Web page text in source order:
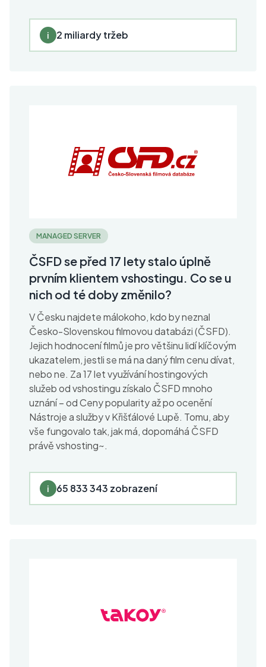
i 2 miliardy tržeb
MANAGED SERVER
ČSFD se před 17 lety stalo úplně
prvním klientem vshostingu. Co se u
nich od té doby změnilo?
V Česku najdete málokoho, kdo by neznal
Česko-Slovenskou filmovou databázi (ČSFD).
Jejich hodnocení filmů je pro většinu lidí klíčovým
ukazatelem, jestli se má na daný film cenu dívat,
nebo ne. Za 17 let využívání hostingových
služeb od vshostingu získalo ČSFD mnoho
uznání –⁠ od Ceny popularity až po ocenění
Nástroje a služby v Křišťálové Lupě. Tomu, aby
vše fungovalo tak, jak má, dopomáhá ČSFD
právě vshosting~.
i 65 833 343 zobrazení